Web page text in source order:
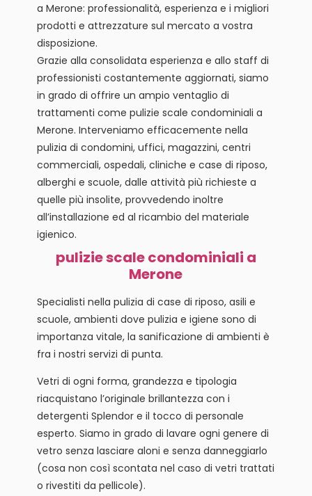
a Merone: professionalità, esperienza e i migliori
prodotti e attrezzature sul mercato a vostra
disposizione.
Grazie alla consolidata esperienza e allo staff di
professionisti costantemente aggiornati, siamo
in grado di offrire un ampio ventaglio di
trattamenti come pulizie scale condominiali a
Merone. Interveniamo efficacemente nella
pulizia di condomini, uffici, magazzini, centri
commerciali, ospedali, cliniche e case di riposo,
alberghi e scuole, dalle attività più richieste a
quelle più insolite, provvedendo inoltre
all’installazione ed al ricambio del materiale
igienico.
pulizie scale condominiali a
Merone
Specialisti nella pulizia di case di riposo, asili e
scuole, ambienti dove pulizia e igiene sono di
importanza vitale, la sanificazione di ambienti è
fra i nostri servizi di punta.
Vetri di ogni forma, grandezza e tipologia
riacquistano l’originale brillantezza con i
detergenti Splendor e il tocco di personale
esperto. Siamo in grado di lavare ogni genere di
vetro senza lasciare aloni e senza danneggiarlo
(cosa non così scontata nel caso di vetri trattati
o rivestiti da pellicole).